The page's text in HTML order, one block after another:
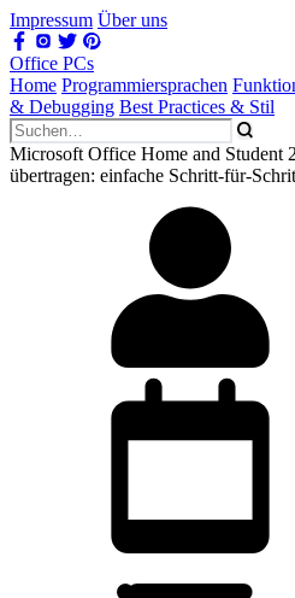
Impressum Über uns
Office PCs
Home Programmiersprachen
& Debugging Best Practices & Stil
Microsoft Office Home and Student
übertragen: einfache Schritt-für-